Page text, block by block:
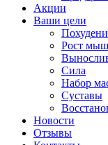
Акции
Ваши цели
Рост
Сила
Набор
Суставы
Новости
Отзывы